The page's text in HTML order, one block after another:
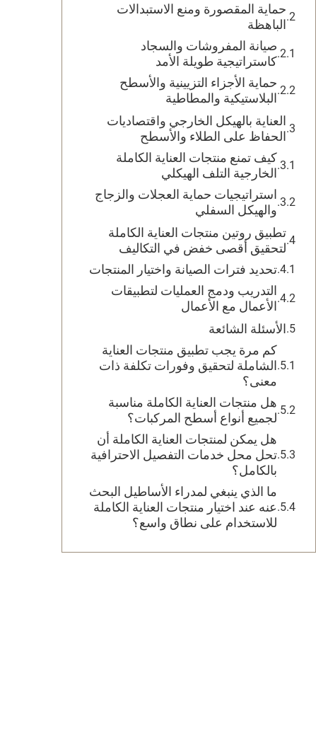
حماية المقصورة ومنع الاستبدالات
الباهظة
صيانة المفروشات والسجاد
كاستراتيجية طويلة الأمد
حماية الأجزاء التزيينية والأسطح
البلاستيكية والمطاطية
العناية بالهيكل الخارجي واقتصاديات
الحفاظ على الطلاء والأسطح
كيف تمنع منتجات العناية الكاملة
الخارجية التلف الهيكلي
استراتيجيات حماية العجلات والزجاج
والهيكل السفلي
تطبيق روتين منتجات العناية الكاملة
لتحقيق أقصى خفض في التكاليف
تحديد فترات الصيانة واختيار المنتجات
التدريب ودمج العمليات لتطبيقات
الأعمال مع الأعمال
الأسئلة الشائعة
كم مرة يجب تطبيق منتجات العناية
الشاملة لتحقيق وفورات تكلفة ذات
معنى؟
هل منتجات العناية الكاملة مناسبة
لجميع أنواع أسطح المركبات؟
هل يمكن لمنتجات العناية الكاملة أن
تحل محل خدمات التفصيل الاحترافية
بالكامل؟
ما الذي ينبغي لمدراء الأساطيل البحث
عنه عند اختيار منتجات العناية الكاملة
للاستخدام على نطاق واسع؟